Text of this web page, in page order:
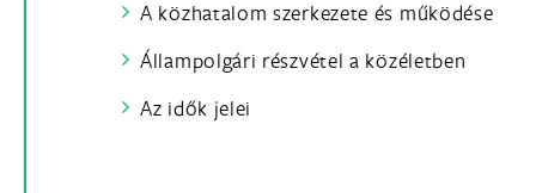
A közhatalom szerkezete és működése
Állampolgári részvétel a közéletben
Az idők jelei